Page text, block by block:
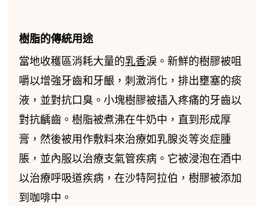
樹脂的傳統用途
當地收穫區消耗大量的乳香淚。新鮮的樹膠被咀
嚼以增強牙齒和牙齦，刺激消化，排出壅塞的痰
液，並對抗口臭。小塊樹膠被插入疼痛的牙齒以
對抗齲齒。樹脂被煮沸在牛奶中，直到形成厚
膏，然後被用作敷料來治療如乳腺炎等炎症腫
脹，並內服以治療支氣管疾病。它被浸泡在酒中
以治療呼吸道疾病，在沙特阿拉伯，樹膠被添加
到咖啡中。